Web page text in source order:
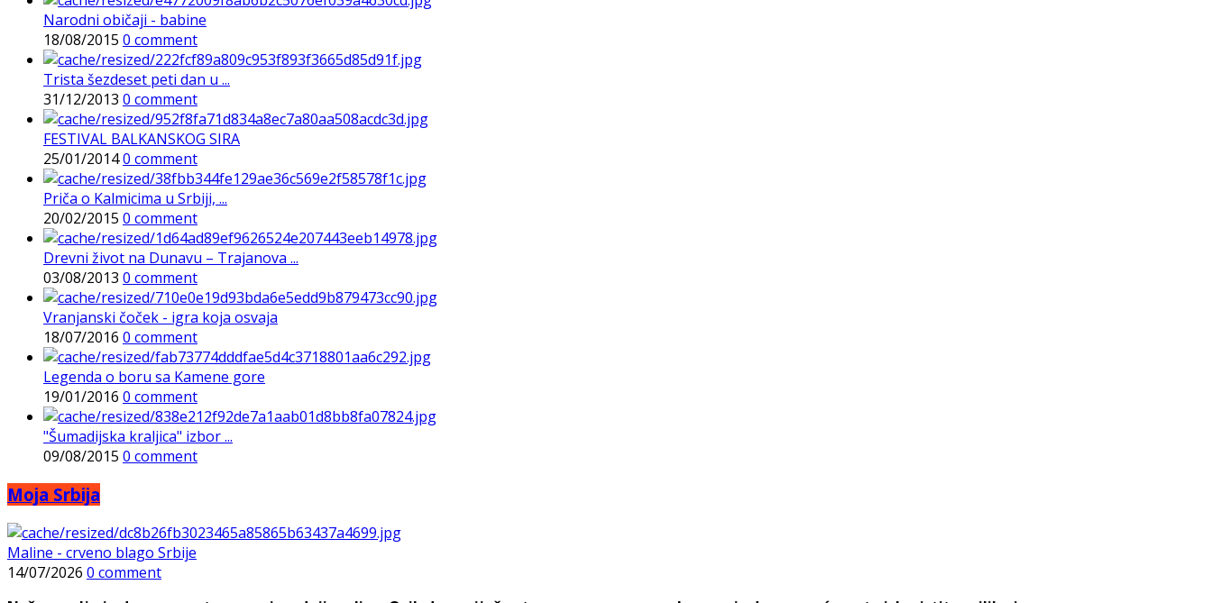
Narodni običaji - babine
18/08/2015 0 comment
Trista šezdeset peti dan u ...
31/12/2013 0 comment
FESTIVAL BALKANSKOG SIRA
25/01/20140 comment
Priča o Kalmicima u Srbiji, ...
20/02/2015 0 comment
Drevni život na Dunavu – Trajanova ...
03/08/2013 0 comment
Vranjanski čoček - igra koja osvaja
18/07/2016 0 comment
Legenda o boru sa Kamene gore
19/01/2016 0 comment
"Šumadijska kraljica" izbor ...
09/08/2015 0 comment
Moja Srbija
Maline - crveno blago Srbije
14/07/2026 0 comment